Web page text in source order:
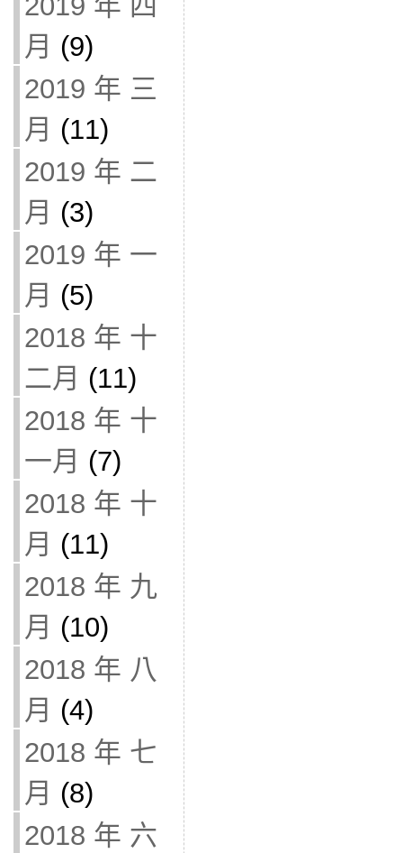
月 (9)
2019 年 三
月 (11)
2019 年 二
月 (3)
2019 年 一
月 (5)
2018 年 十
二月 (11)
2018 年 十
一月 (7)
2018 年 十
月 (11)
2018 年 九
月 (10)
2018 年 八
月 (4)
2018 年 七
月 (8)
2018 年 六